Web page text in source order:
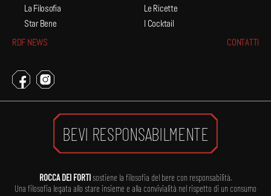
La Filosofia
Star Bene
Le Ricette
I Cocktail
RDF NEWS CONTATTI
BEVI RESPONSABILMENTE
ROCCA DEI FORTIsostiene la filosofia del bere con responsabilità.
Una filosofia legata allo stare insieme e alla convivialità nel rispetto di un consumo